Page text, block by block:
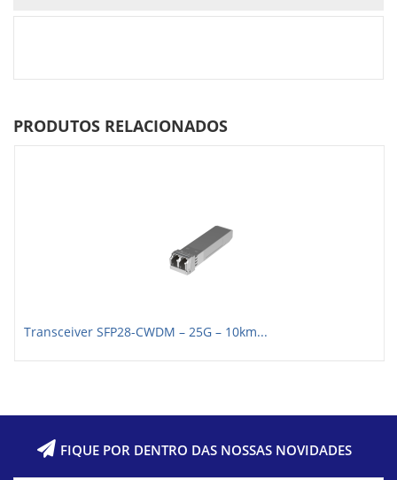
PRODUTOS RELACIONADOS
Transceiver SFP28-CWDM – 25G – 10km...
FIQUE POR DENTRO DAS NOSSAS NOVIDADES